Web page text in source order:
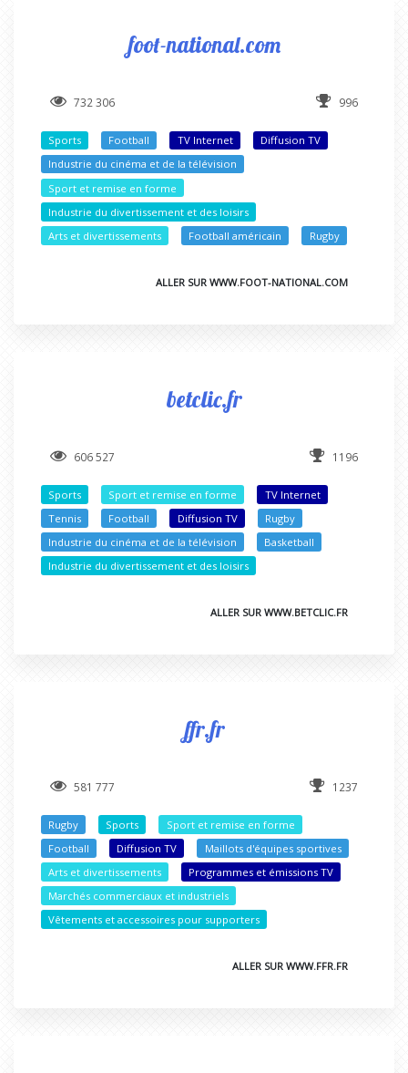
foot-national.com
732 306 996
Sports Football TV Internet
Diffusion TV
Industrie du cinéma et de la télévision
Sport et remise en forme
Industrie du divertissement et des loisirs
Arts et divertissements
Football américain Rugby
ALLER SUR WWW.FOOT-NATIONAL.COM
betclic.fr
606 527 1196
Sports Sport et remise en forme
TV Internet
Tennis
Football Diffusion TV
Rugby
Industrie du cinéma et de la télévision
Basketball
Industrie du divertissement et des loisirs
ALLER SUR WWW.BETCLIC.FR
ffr.fr
581 777 1237
Rugby Sports
Sport et remise en forme
Football
Diffusion TV
Maillots d'équipes sportives
Arts et divertissements
Programmes et émissions TV
Marchés commerciaux et industriels
Vêtements et accessoires pour supporters
ALLER SUR WWW.FFR.FR